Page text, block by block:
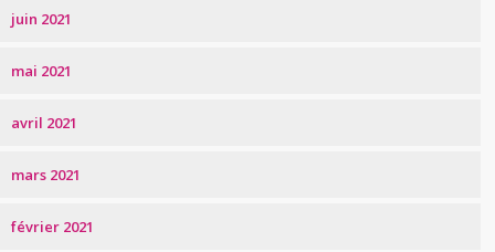
juin 2021
mai 2021
avril 2021
mars 2021
février 2021